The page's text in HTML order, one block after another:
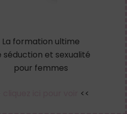
La formation ultime
séduction et sexualité
pour femmes
<<